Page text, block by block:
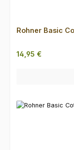
Rohner Basic
Regulärer Preis:
14,95 €